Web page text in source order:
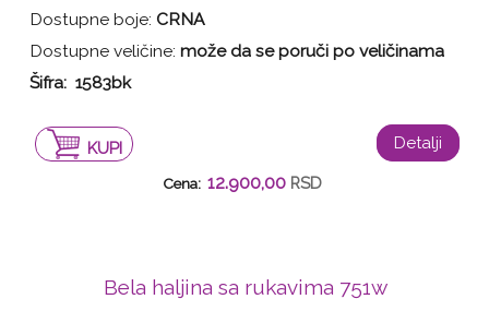
Dostupne boje: CRNA
Dostupne veličine: može da se poruči po veličinama
Šifra: 1583bk
KUPI Detalji
Cena: 12.900,00 RSD
Bela haljina sa rukavima 751w